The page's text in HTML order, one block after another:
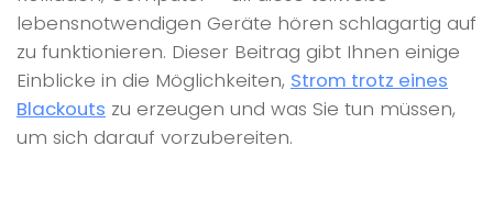
lebensnotwendigen Geräte hören schlagartig auf
zu funktionieren. Dieser Beitrag gibt Ihnen einige
Einblicke in die Möglichkeiten, Strom trotz eines
Blackouts zu erzeugen und was Sie tun müssen,
um sich darauf vorzubereiten.